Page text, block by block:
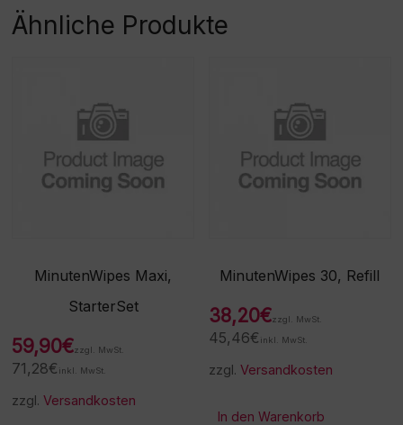
Ähnliche Produkte
MinutenWipes Maxi,
StarterSet
59,90€zzgl. MwSt.
71,28€ inkl. MwSt.
zzgl.Versandkosten
MinutenWipes 30, Refill
38,20€zzgl. MwSt.
45,46€ inkl. MwSt.
zzgl.Versandkosten
In den Warenkorb